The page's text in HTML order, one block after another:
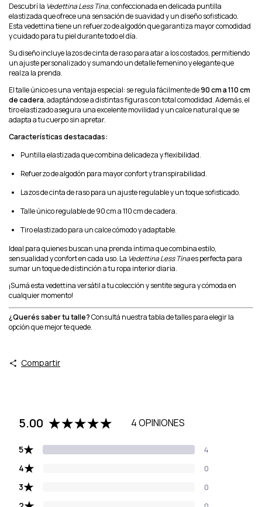
Descubrí la Vedettina Less Tina, confeccionada en delicada puntilla
elastizada que ofrece una sensación de suavidad y un diseño sofisticado.
Esta vedettina tiene un refuerzo de algodón que garantiza mayor comodidad
y cuidado para tu piel durante todo el día.
Su diseño incluye lazos de cinta de raso para atar a los costados, permitiendo
un ajuste personalizado y sumando un detalle femenino y elegante que
realza la prenda.
El talle único es una ventaja especial: se regula fácilmente de90 cm a 110 cm
de cadera, adaptándose a distintas figuras con total comodidad. Además, el
tiro elastizado asegura una excelente movilidad y un calce natural que se
adapta a tu cuerpo sin apretar.
Características destacadas:
Puntilla elastizada que combina delicadeza y flexibilidad.
Refuerzo de algodón para mayor confort y transpirabilidad.
Lazos de cinta de raso para un ajuste regulable y un toque sofisticado.
Talle único regulable de 90 cm a 110 cm de cadera.
Tiro elastizado para un calce cómodo y adaptable.
Ideal para quienes buscan una prenda íntima que combina estilo,
sensualidad y confort en cada uso. La Vedettina Less Tinaes perfecta para
sumar un toque de distinción a tu ropa interior diaria.
¡Sumá esta vedettina versátil a tu colección y sentite segura y cómoda en
cualquier momento!
¿Querés saber tu talle?Consultá nuestra tabla de talles para elegir la
opción que mejor te quede.
Compartir
5.00 4 OPINIONES
5★ 4
4★ 0
3★ 0